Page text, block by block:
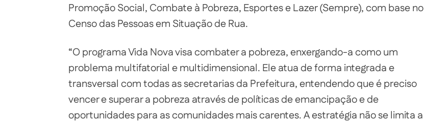
Promoção Social, Combate à Pobreza, Esportes e Lazer (Sempre), com base no
Censo das Pessoas em Situação de Rua.
“O programa Vida Nova visa combater a pobreza, enxergando-a como um
problema multifatorial e multidimensional. Ele atua de forma integrada e
transversal com todas as secretarias da Prefeitura, entendendo que é preciso
vencer e superar a pobreza através de políticas de emancipação e de
oportunidades para as comunidades mais carentes. A estratégia não se limita a